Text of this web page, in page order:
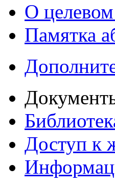
О
Памятка
Доступ к